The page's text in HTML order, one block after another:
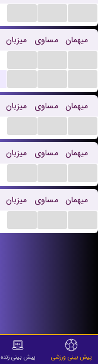
میزبان مساوی میهمان
میزبان مساوی میهمان
میزبان مساوی میهمان
میزبان مساوی میهمان
پیش بینی ورزشی پیش بینی زنده